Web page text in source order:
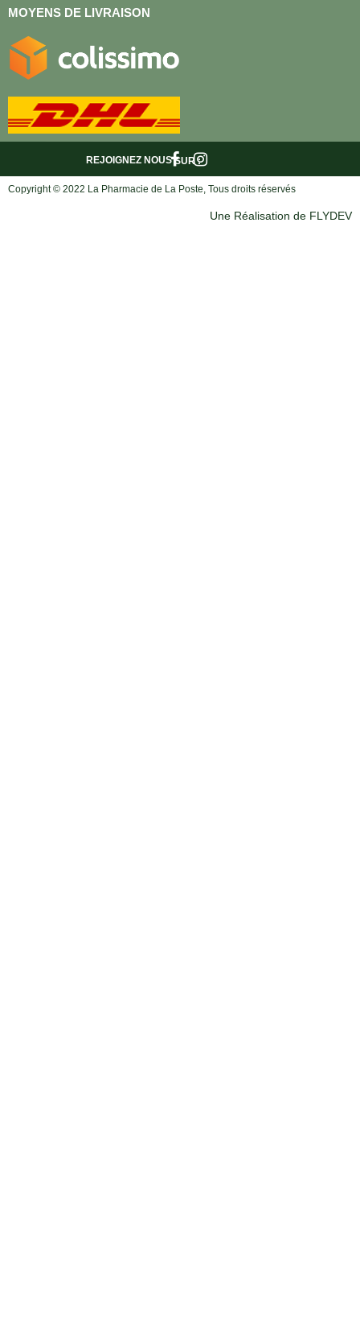
MOYENS DE LIVRAISON
SUR :
REJOIGNEZ NOUS
Copyright © 2022 La Pharmacie de La Poste, Tous droits réservés
Une Réalisation de FLYDEV